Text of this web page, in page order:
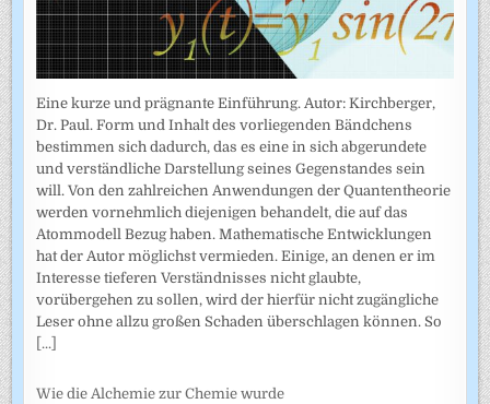
Eine kurze und prägnante Einführung. Autor: Kirchberger,
Dr. Paul. Form und Inhalt des vorliegenden Bändchens
bestimmen sich dadurch, das es eine in sich abgerundete
und verständliche Darstellung seines Gegenstandes sein
will. Von den zahlreichen Anwendungen der Quantentheorie
werden vornehmlich diejenigen behandelt, die auf das
Atommodell Bezug haben. Mathematische Entwicklungen
hat der Autor möglichst vermieden. Einige, an denen er im
Interesse tieferen Verständnisses nicht glaubte,
vorübergehen zu sollen, wird der hierfür nicht zugängliche
Leser ohne allzu großen Schaden überschlagen können. So
[...]
Wie die Alchemie zur Chemie wurde